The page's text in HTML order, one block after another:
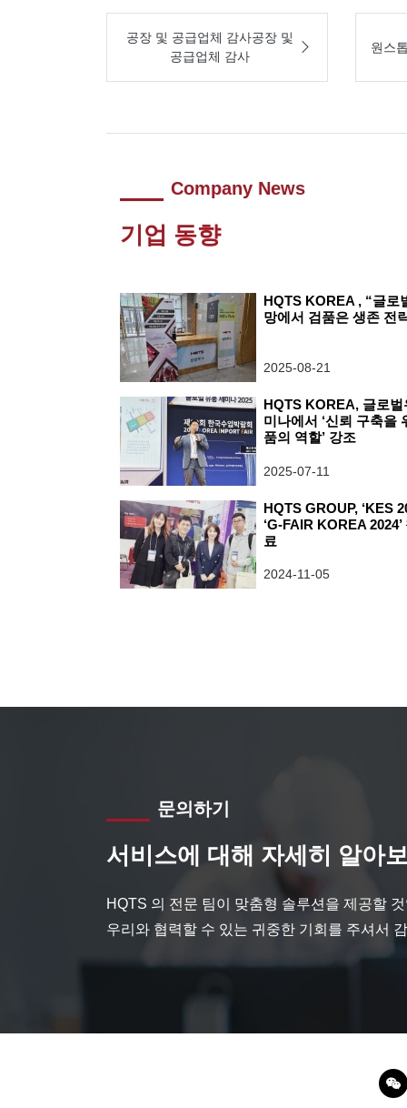
공장 및 공급업체 감사공장 및
공급업체 감사
원스
Company News
기업 동향
HQTS KOREA , “글로
망에서 검품은 생존 전
2025-08-21
HQTS KOREA, 글로벌
미나에서 ‘신뢰 구축을
품의 역할’ 강조
2025-07-11
HQTS GROUP, ‘KES
‘G-FAIR KOREA
료
2024-11-05
문의하기
서비스에 대해 자세히 알아
HQTS 의 전문 팀이 맞춤형 솔루션을 제공할
우리와 협력할 수 있는 귀중한 기회를 주셔서